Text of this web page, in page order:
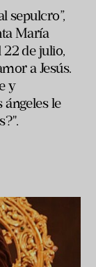
sepulcro”,
María
22 de julio,
a Jesús.
y
ángeles le